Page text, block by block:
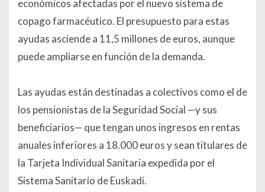
económicos afectadas por el nuevo sistema de
copago farmacéutico. El presupuesto para estas
ayudas asciende a 11,5 millones de euros, aunque
puede ampliarse en función de la demanda.
Las ayudas están destinadas a colectivos como el de
los pensionistas de la Seguridad Social —y sus
beneficiarios— que tengan unos ingresos en rentas
anuales inferiores a 18.000 euros y sean titulares de
la Tarjeta Individual Sanitaria expedida por el
Sistema Sanitario de Euskadi.